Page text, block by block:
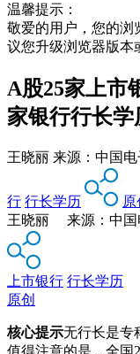
温馨提示：
敬爱的用户，您的浏
议您升级浏览器版本
A股25家上市
家银行行长学
王晓丽 来源： 中国电
行 行长学历
原
王晓丽 来源：中国
上市银行 行长学历
原创
核心提示无行长是专
值得注意的是，全国